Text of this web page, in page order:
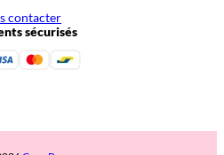
contacter
sécurisés